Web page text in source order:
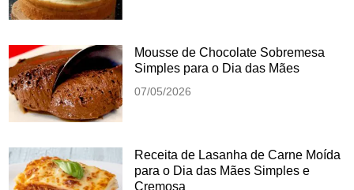
Mousse de Chocolate Sobremesa
Simples para o Dia das Mães
07/05/2026
Receita de Lasanha de Carne Moída
para o Dia das Mães Simples e
Cremosa